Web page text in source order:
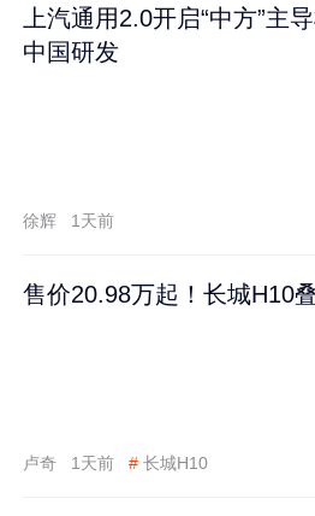
上汽通用2.0开启“中方”主
中国研发
徐辉 1天前
售价20.98万起！长城H10
卢奇 1天前 # 长城H10